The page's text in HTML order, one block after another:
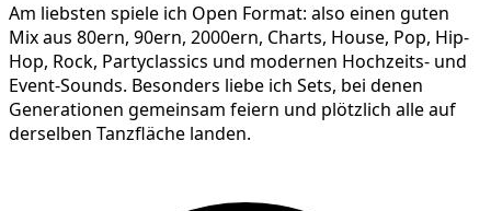
Am liebsten spiele ich Open Format: also einen guten
Mix aus 80ern, 90ern, 2000ern, Charts, House, Pop, Hip-
Hop, Rock, Partyclassics und modernen Hochzeits- und
Event-Sounds. Besonders liebe ich Sets, bei denen
Generationen gemeinsam feiern und plötzlich alle auf
derselben Tanzfläche landen.